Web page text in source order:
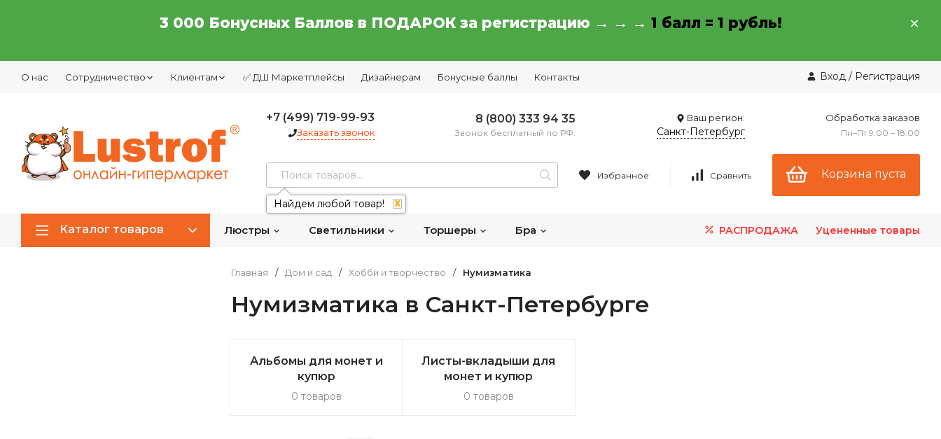
3 000 Бонусных Баллов в ПОДАРОК за регистрацию → → → 1 балл = 1 рубль!
О нас Сотрудничество Клиентам ✅ ДШ Маркетплейсы Дизайнерам Бонусные баллы Контакты Вход / Регистрация
+7 (499) 719-99-93
Заказать звонок
8 (800) 333 94 35
Звонок бесплатный по РФ.
Ваш регион:
Санкт-Петербург
Обработка заказов
Пн–Пт 9:00 – 18:00
Найдем любой товар! X
Избранное Сравнить Корзина пуста
Каталог товаров Люстры Светильники Торшеры Бра РАСПРОДАЖА Уцененные товары
Главная / Дом и сад / Хобби и творчество / Нумизматика
Нумизматика в Санкт-Петербурге
Альбомы для монет и
купюр
0 товаров
Листы-вкладыши для
монет и купюр
0 товаров